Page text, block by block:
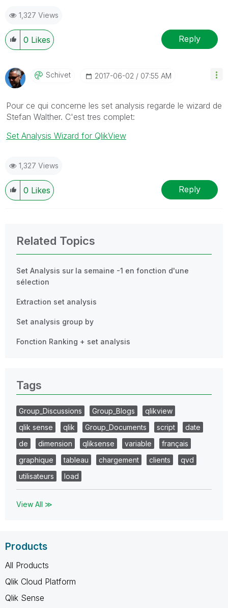
1,327 Views
0 Likes Reply
Schivet ‎2017-06-02 07:55 AM
Pour ce qui concerne les set analysis regarde le wizard de
Stefan Walther. C'est tres complet:
Set Analysis Wizard for QlikView
1,327 Views
0 Likes Reply
Related Topics
Set Analysis sur la semaine -1 en fonction d'une
sélection
Extraction set analysis
Set analysis group by
Fonction Ranking + set analysis
Tags
Group_Discussions Group_Blogs
qlikview
qlik sense
qlik Group_Documents script
date
de
dimension qliksense variable
français
graphique
tableau chargement clients
qvd
utilisateurs
load
View All ≫
Products
All Products
Qlik Cloud Platform
Qlik Sense